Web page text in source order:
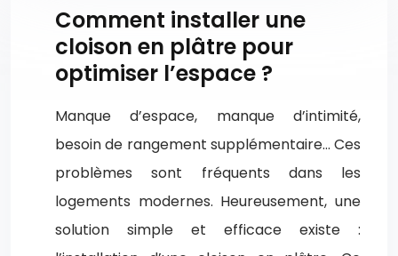
Comment installer une
cloison en plâtre pour
optimiser l’espace ?
Manque d’espace, manque d’intimité,
besoin de rangement supplémentaire… Ces
problèmes sont fréquents dans les
logements modernes. Heureusement, une
solution simple et efficace existe :